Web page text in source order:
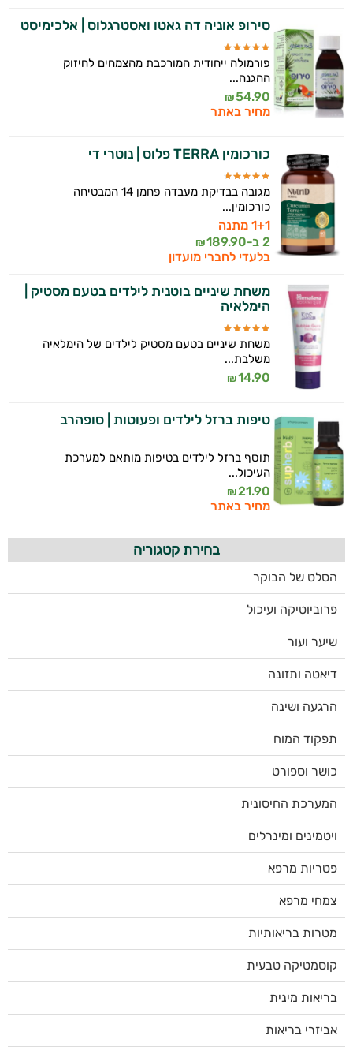
סירופ אוניה דה גאטו ואסטרגלוס | אלכימיסט
פורמולה ייחודית המורכבת מהצמחים לחיזוק
ההגנה...
54.90
₪
מחיר באתר
כורכומין TERRA פלוס | נוטרי די
מגובה בבדיקת מעבדה פחמן 14 המבטיחה
כורכומין...
1+1 מתנה
2 ב-
189.90
₪
בלעדי לחברי מועדון
משחת שיניים בוטנית לילדים בטעם מסטיק |
הימלאיה
משחת שיניים בטעם מסטיק לילדים של הימלאיה
משלבת...
14.90
₪
טיפות ברזל לילדים ופעוטות | סופהרב
תוסף ברזל לילדים בטיפות מותאם למערכת
העיכול...
21.90
₪
מחיר באתר
בחירת קטגוריה
הסלט של הבוקר
פרוביוטיקה ועיכול
שיער ועור
דיאטה ותזונה
הרגעה ושינה
תפקוד המוח
כושר וספורט
המערכת החיסונית
ויטמינים ומינרלים
פטריות מרפא
צמחי מרפא
מטרות בריאותיות
קוסמטיקה טבעית
בריאות מינית
אביזרי בריאות